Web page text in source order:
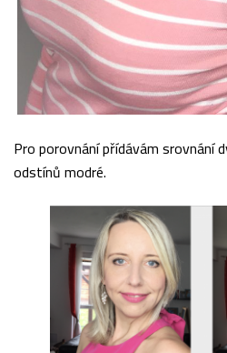
Pro porovnání přídávám srovnání
odstínů modré.